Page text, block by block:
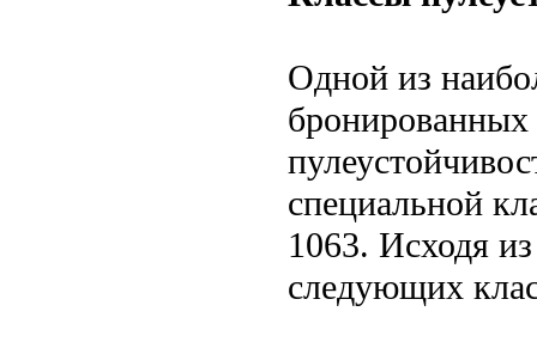
Одной из
бронированных
специальной
1063. Исходя
следующих